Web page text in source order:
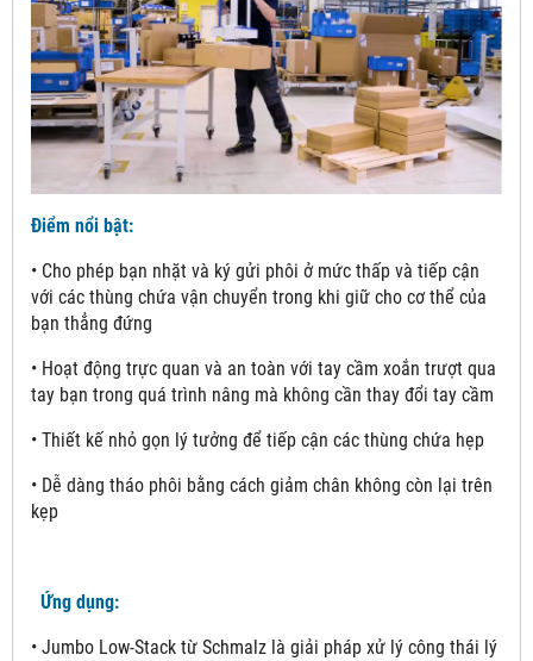
Điểm nổi bật:
• Cho phép bạn nhặt và ký gửi phôi ở mức thấp và tiếp cận
với các thùng chứa vận chuyển trong khi giữ cho cơ thể của
bạn thẳng đứng
• Hoạt động trực quan và an toàn với tay cầm xoắn trượt qua
tay bạn trong quá trình nâng mà không cần thay đổi tay cầm
• Thiết kế nhỏ gọn lý tưởng để tiếp cận các thùng chứa hẹp
• Dễ dàng tháo phôi bằng cách giảm chân không còn lại trên
kẹp
Ứng dụng:
• Jumbo Low-Stack từ Schmalz là giải pháp xử lý công thái lý